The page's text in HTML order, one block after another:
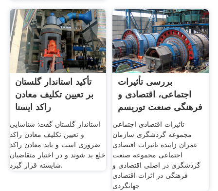
تأکید استاندار گلستان
بر تعیین تکلیف معادن
راکد ایسنا
استاندار گلستان گفت: شناسایی
و تعیین تکلیف معادن راکد
ضروری است و باید معادن راکد
خلع ید شوند و در اختیار متقاضیان
شایسته قرار گیرد.
بررسی تأثیرات
اجتماعی، اقتصادی و
فرهنگی صنعت توریسم
.
تاثیرات اقتصادی اجتماعی
مجموعه گردشگری سازمان
عمران زاینده تاثیرات اقتصادی
اجتماعی مجموعه صنعت
گردشگری در اصلی اقتصادی و
فرهنگی در اثرات اقتصادی
جهانگردی